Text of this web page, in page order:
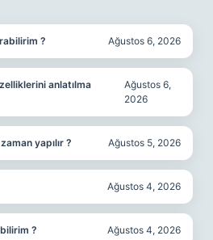
? Ağustos 6, 2026
anlatılma
Ağustos 6,
2026
yapılır ? Ağustos 5, 2026
Ağustos 4, 2026
? Ağustos 4, 2026